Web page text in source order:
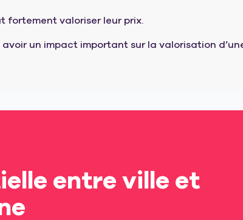
fortement valoriser leur prix.
un impact important sur la valorisation
entre ville et